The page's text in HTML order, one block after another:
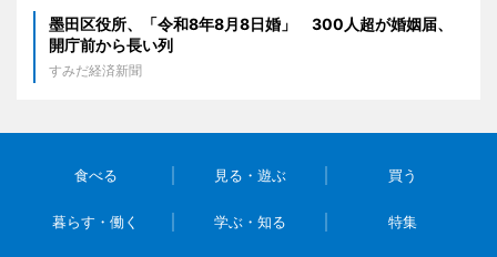
墨田区役所、「令和8年8月8日婚」 300人超が婚姻届、
開庁前から長い列
すみだ経済新聞
食べる 見る・遊ぶ 買う
暮らす・働く 学ぶ・知る 特集